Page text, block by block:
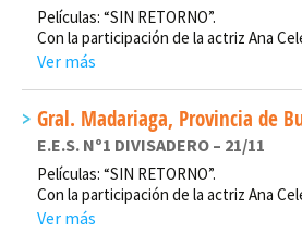
Películas: “SIN RETORNO”.
Con la participación de la actriz Ana
Ver más
Gral. Madariaga, Provincia de
E.E.S. Nº1 DIVISADERO – 21/11
Películas: “SIN RETORNO”.
Con la participación de la actriz Ana
Ver más